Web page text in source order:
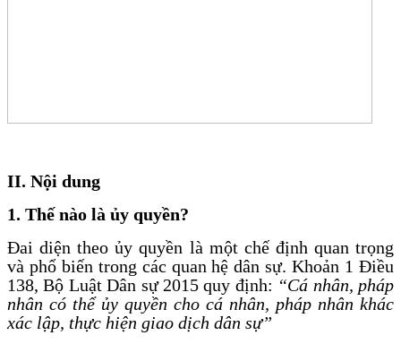
II. Nội dung
1. Thế nào là ủy quyền?
Đai diện theo ủy quyền là một chế định quan trọng
và phổ biến trong các quan hệ dân sự. Khoản 1 Điều
138, Bộ Luật Dân sự 2015 quy định: “Cá nhân, pháp
nhân có thể ủy quyền cho cá nhân, pháp nhân khác
xác lập, thực hiện giao dịch dân sự”